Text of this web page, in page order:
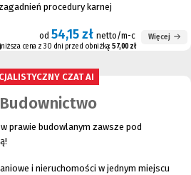
procedury karnej
od 54,15 zł netto/m-c
cena z 30 dni przed obniżką: 57,00 zł
Więcej
CZAT AI
Budownictwo
prawie budowlanym zawsze pod
i nieruchomości w jednym miejscu